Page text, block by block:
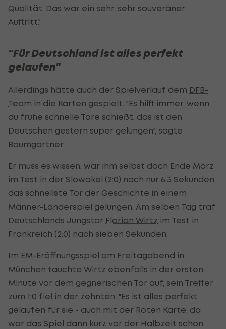
Qualität. Das war ein sehr, sehr souveräner
Auftritt."
"Für Deutschland ist alles perfekt
gelaufen"
Allerdings hätte auch der Spielverlauf dem DFB-
Team in die Karten gespielt. "Es hilft immer, wenn
du frühe schnelle Tore schießt, das ist den
Deutschen gestern super gelungen", sagte
Baumgartner.
Er muss es wissen, war ihm selbst doch Ende März
im Test in der Slowakei (2:0) nach nur 6,3 Sekunden
das schnellste Tor der Geschichte in einem
Männer-Länderspiel gelungen. Am selben Tag traf
Deutschlands Jungstar Florian Wirtz im Test in
Frankreich (2:0) nach sieben Sekunden.
Im EM-Eröffnungsspiel am Freitagabend in
München tauchte Wirtz ebenfalls in der ersten
Minute vor dem gegnerischen Tor auf, sein Treffer
zum 1:0 fiel in der zehnten. "Es ist alles perfekt
gelaufen für sie - auch mit der Roten Karte, da
war das Spiel dann kurz vor der Halbzeit schon